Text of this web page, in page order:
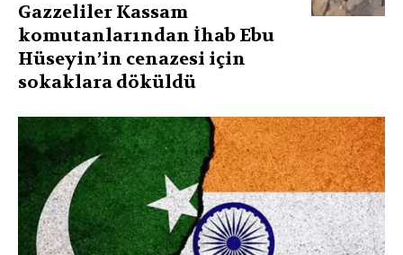
Gazzeliler Kassam
komutanlarından İhab Ebu
Hüseyin’in cenazesi için
sokaklara döküldü